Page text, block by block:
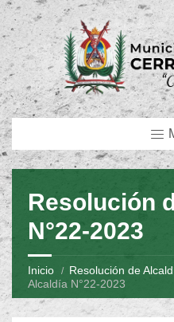
Resolución
N°22-2023
Inicio Resolución de
Alcaldía N°22-2023